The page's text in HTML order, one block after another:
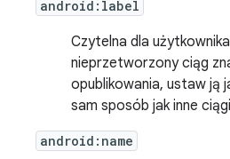
android:label
Czytelna dla
nieprzetworzony ciąg
opublikowania, ustaw ją
sam sposób jak inne
android:name